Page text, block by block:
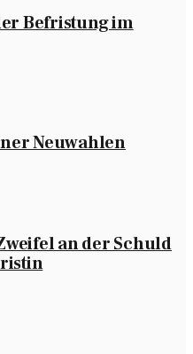
Befristung im
Neuwahlen
an der Schuld